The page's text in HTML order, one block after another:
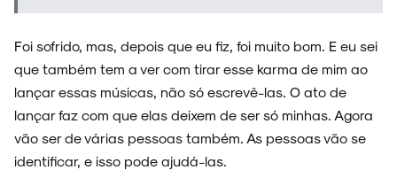
Foi sofrido, mas, depois que eu fiz, foi muito bom. E eu sei
que também tem a ver com tirar esse karma de mim ao
lançar essas músicas, não só escrevê-las. O ato de
lançar faz com que elas deixem de ser só minhas. Agora
vão ser de várias pessoas também. As pessoas vão se
identificar, e isso pode ajudá-las.